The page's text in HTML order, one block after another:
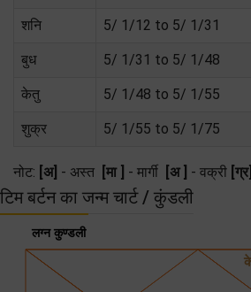
शनि 5/ 1/12 to 5/ 1/31
बुध 5/ 1/31 to 5/ 1/48
केतु 5/ 1/48 to 5/ 1/55
शुक्र 5/ 1/55 to 5/ 1/75
नोट: [अ] - अस्त [मा ] - मार्गी [अ ] - वक्री [ग्र]
टिम बर्टन का जन्म चार्ट / कुंडली